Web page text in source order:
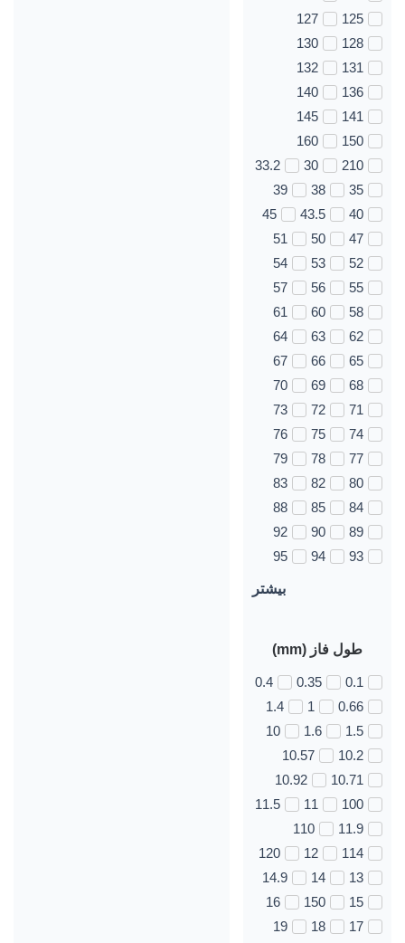
125
127
128
130
131
132
136
140
141
145
150
160
210
30
33.2
35
38
39
40
43.5
45
47
50
51
52
53
54
55
56
57
58
60
61
62
63
64
65
66
67
68
69
70
71
72
73
74
75
76
77
78
79
80
82
83
84
85
88
89
90
92
93
94
95
بیشتر
طول فاز (mm)
0.1
0.35
0.4
0.66
1
1.4
1.5
1.6
10
10.2
10.57
10.71
10.92
100
11
11.5
11.9
110
114
12
120
13
14
14.9
15
150
16
17
18
19